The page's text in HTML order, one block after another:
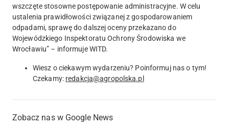
wszczęte stosowne postępowanie administracyjne. W celu
ustalenia prawidłowości związanej z gospodarowaniem
odpadami, sprawę do dalszej oceny przekazano do
Wojewódzkiego Inspektoratu Ochrony Środowiska we
Wrocławiu” – informuje WITD.
Wiesz o ciekawym wydarzeniu? Poinformuj nas o tym!
Czekamy: redakcja@agropolska.pl
Zobacz nas w Google News